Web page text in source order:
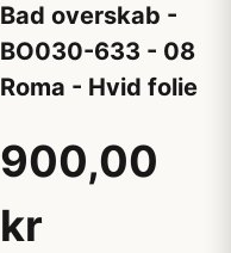
Bad overskab -
BO030-633 - 08
Roma - Hvid folie
900,00
kr